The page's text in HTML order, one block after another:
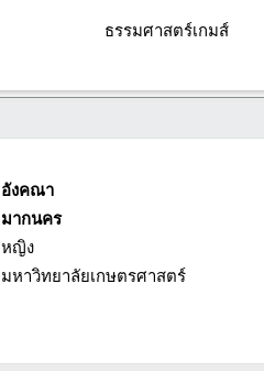
ธรรมศาสตร์เกมส์
อังคณา
มากนคร
หญิง
มหาวิทยาลัยเกษตรศาสตร์